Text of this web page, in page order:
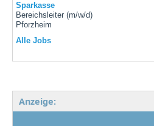
Sparkasse
Bereichsleiter (m/w/d)
Pforzheim
Alle Jobs
Anzeige: